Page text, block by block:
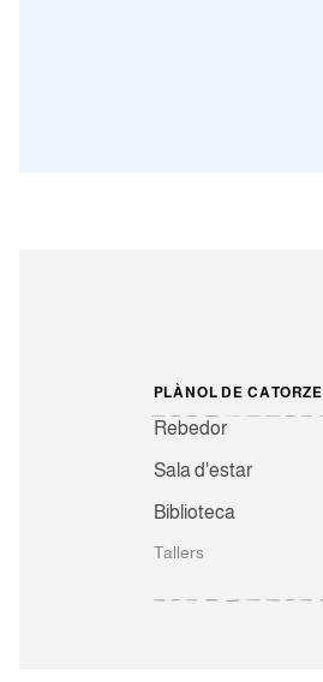
PLÀNOL DE CATORZE
Rebedor
Sala d'estar
Biblioteca
Tallers